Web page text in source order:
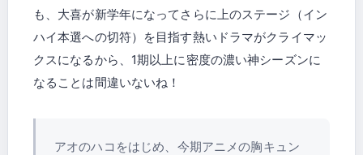
も、大喜が新学年になってさらに上のステージ（イン
ハイ本選への切符）を目指す熱いドラマがクライマッ
クスになるから、1期以上に密度の濃い神シーズンに
なることは間違いないね！
アオのハコをはじめ、今期アニメの胸キュン